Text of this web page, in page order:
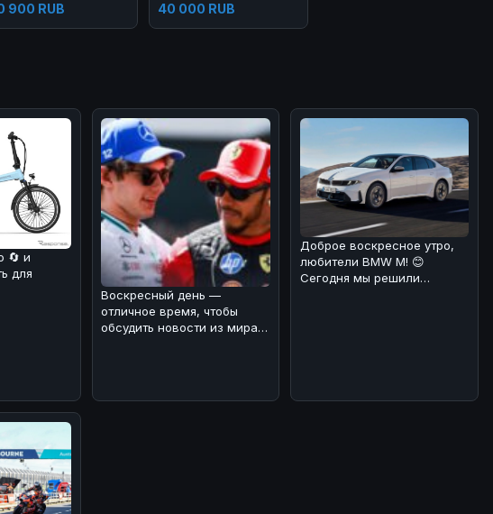
900 RUB 40 000 RUB
🔄 и
для
Воскресный день —
отличное время, чтобы
обсудить новости из мира
Доброе воскресное утро,
любители BMW M! 😊
Сегодня мы решили